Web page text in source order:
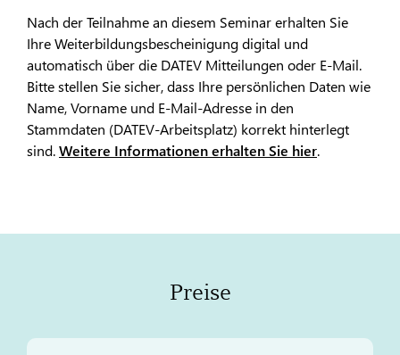
Nach der Teilnahme an diesem Seminar erhalten Sie
Ihre Weiterbildungsbescheinigung digital und
automatisch über die DATEV Mitteilungen oder E-Mail.
Bitte stellen Sie sicher, dass Ihre persönlichen Daten wie
Name, Vorname und E-Mail-Adresse in den
Stammdaten (DATEV-Arbeitsplatz) korrekt hinterlegt
sind.Weitere Informationen erhalten Sie hier.
Preise